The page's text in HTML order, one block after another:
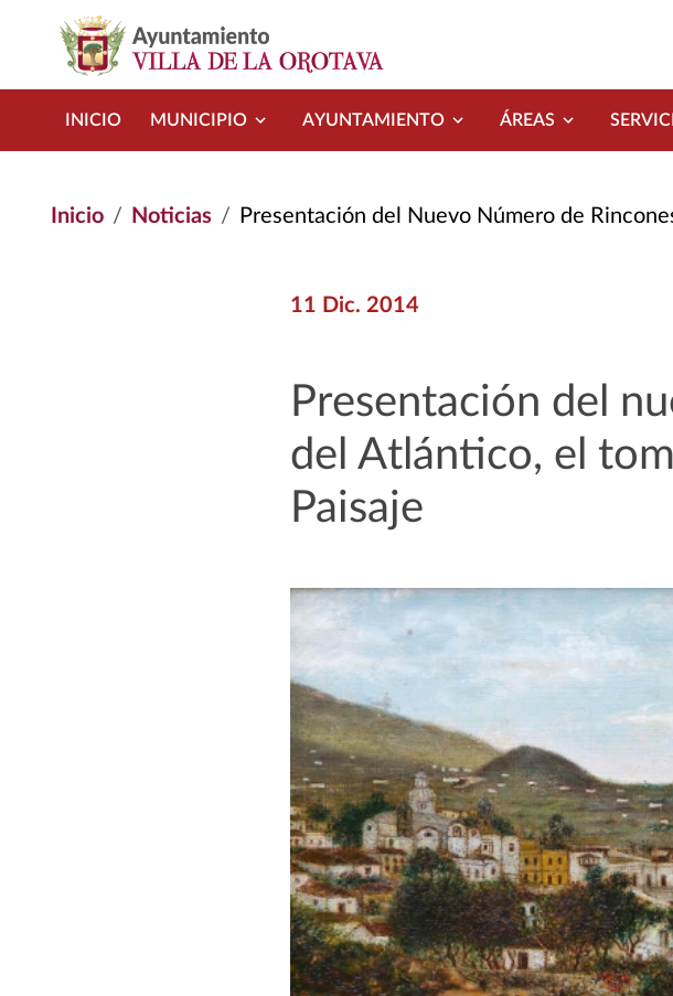
INICIO MUNICIPIO AYUNTAMIENTO ÁREAS
Inicio Noticias Presentación del Nuevo Número de Rincones del Atlántico, El
11 Dic. 2014
Presentación del
del Atlántico, el
Paisaje